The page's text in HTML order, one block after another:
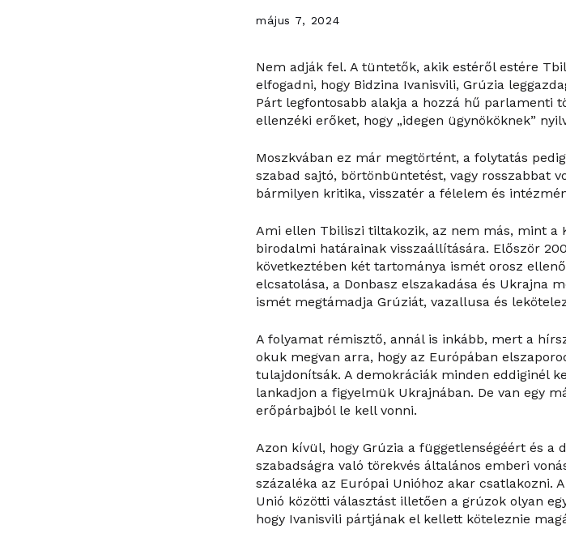
május 7, 2024
Nem adják fel. A tüntetők, akik estéről estére
elfogadni, hogy Bidzina Ivanisvili, Grúzia
Párt legfontosabb alakja a hozzá hű parlamenti
ellenzéki erőket, hogy „idegen ügynököknek”
Moszkvában ez már megtörtént, a folytatás
szabad sajtó, börtönbüntetést, vagy rosszabbat
bármilyen kritika, visszatér a félelem és
Ami ellen Tbiliszi tiltakozik, az nem más, mint a
birodalmi határainak visszaállítására. Először
következtében két tartománya ismét orosz
elcsatolása, a Donbasz elszakadása és Ukrajna
ismét megtámadja Grúziát, vazallusa és
A folyamat rémisztő, annál is inkább, mert a
okuk megvan arra, hogy az Európában
tulajdonítsák. A demokráciák minden eddiginél
lankadjon a figyelmük Ukrajnában. De van egy
erőpárbajból le kell vonni.
Azon kívül, hogy Grúzia a függetlenségéért és a
szabadságra való törekvés általános emberi
százaléka az Európai Unióhoz akar csatlakozni.
Unió közötti választást illetően a grúzok olyan
hogy Ivanisvili pártjának el kellett köteleznie